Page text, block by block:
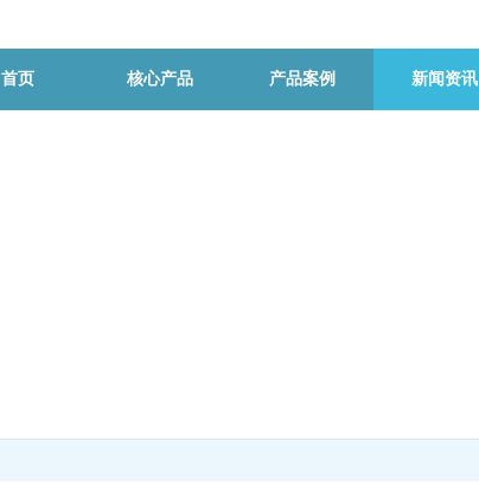
首页 核心产品 产品案例 新闻资讯